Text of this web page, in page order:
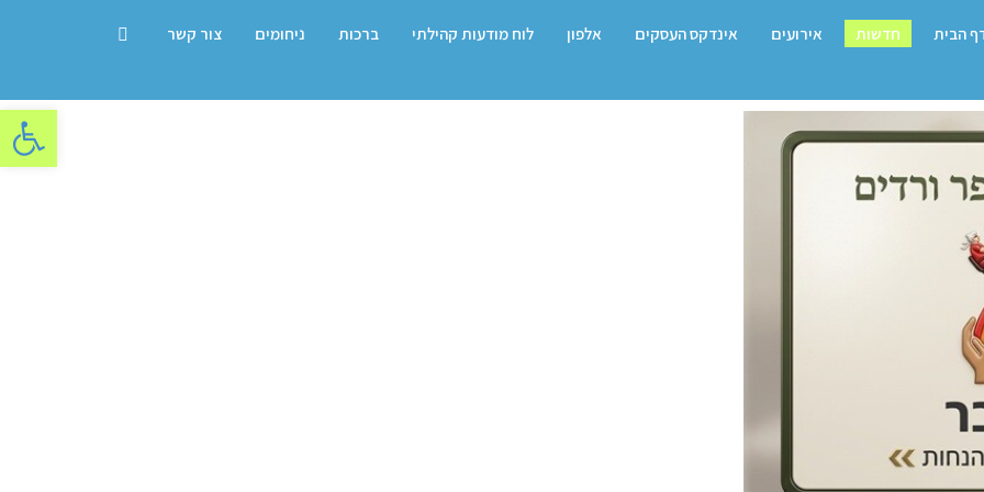
פתח
הבית חדשות אירועים אינדקס העסקים אלפון לוח מודעות קהילתי ברכות ניחומים צור קשר